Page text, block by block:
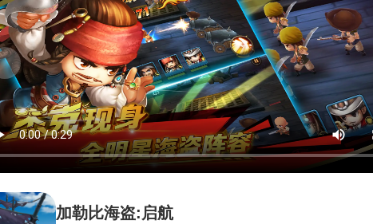
加勒比海盗:启航